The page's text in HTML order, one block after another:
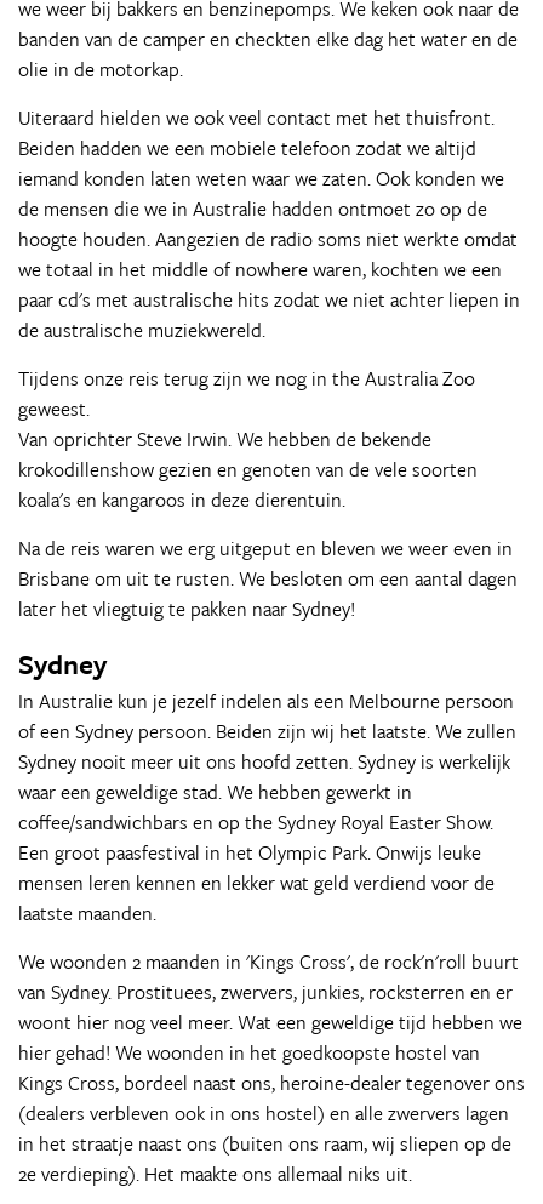
we weer bij bakkers en benzinepomps. We keken ook naar de
banden van de camper en checkten elke dag het water en de
olie in de motorkap.
Uiteraard hielden we ook veel contact met het thuisfront.
Beiden hadden we een mobiele telefoon zodat we altijd
iemand konden laten weten waar we zaten. Ook konden we
de mensen die we in Australie hadden ontmoet zo op de
hoogte houden. Aangezien de radio soms niet werkte omdat
we totaal in het middle of nowhere waren, kochten we een
paar cd's met australische hits zodat we niet achter liepen in
de australische muziekwereld.
Tijdens onze reis terug zijn we nog in the Australia Zoo
geweest.
Van oprichter Steve Irwin. We hebben de bekende
krokodillenshow gezien en genoten van de vele soorten
koala's en kangaroos in deze dierentuin.
Na de reis waren we erg uitgeput en bleven we weer even in
Brisbane om uit te rusten. We besloten om een aantal dagen
later het vliegtuig te pakken naar Sydney!
Sydney
In Australie kun je jezelf indelen als een Melbourne persoon
of een Sydney persoon. Beiden zijn wij het laatste. We zullen
Sydney nooit meer uit ons hoofd zetten. Sydney is werkelijk
waar een geweldige stad. We hebben gewerkt in
coffee/sandwichbars en op the Sydney Royal Easter Show.
Een groot paasfestival in het Olympic Park. Onwijs leuke
mensen leren kennen en lekker wat geld verdiend voor de
laatste maanden.
We woonden 2 maanden in 'Kings Cross', de rock'n'roll buurt
van Sydney. Prostituees, zwervers, junkies, rocksterren en er
woont hier nog veel meer. Wat een geweldige tijd hebben we
hier gehad! We woonden in het goedkoopste hostel van
Kings Cross, bordeel naast ons, heroine-dealer tegenover ons
(dealers verbleven ook in ons hostel) en alle zwervers lagen
in het straatje naast ons (buiten ons raam, wij sliepen op de
2e verdieping). Het maakte ons allemaal niks uit.